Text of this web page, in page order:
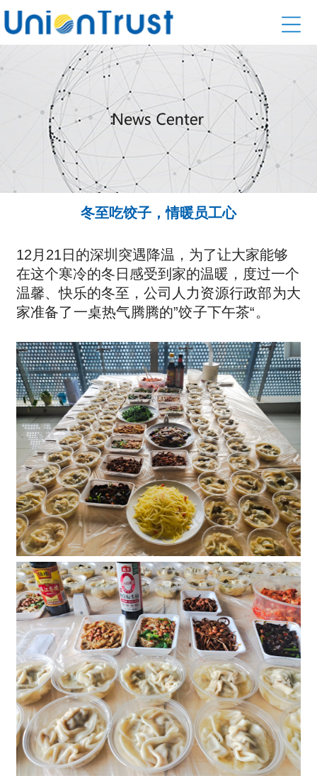
冬至吃饺子，情暖员工心
12月21日的深圳突遇降温，为了让大家能够
在这个寒冷的冬日感受到家的温暖，度过一个
温馨、快乐的冬至，公司人力资源行政部为大
家准备了一桌热气腾腾的”饺子下午茶“。